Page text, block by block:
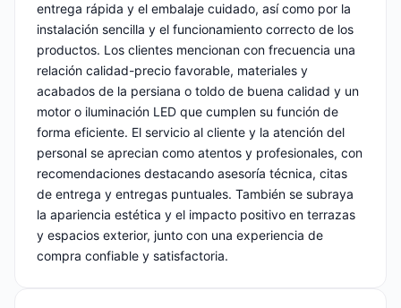
entrega rápida y el embalaje cuidado, así como por la
instalación sencilla y el funcionamiento correcto de los
productos. Los clientes mencionan con frecuencia una
relación calidad-precio favorable, materiales y
acabados de la persiana o toldo de buena calidad y un
motor o iluminación LED que cumplen su función de
forma eficiente. El servicio al cliente y la atención del
personal se aprecian como atentos y profesionales, con
recomendaciones destacando asesoría técnica, citas
de entrega y entregas puntuales. También se subraya
la apariencia estética y el impacto positivo en terrazas
y espacios exterior, junto con una experiencia de
compra confiable y satisfactoria.